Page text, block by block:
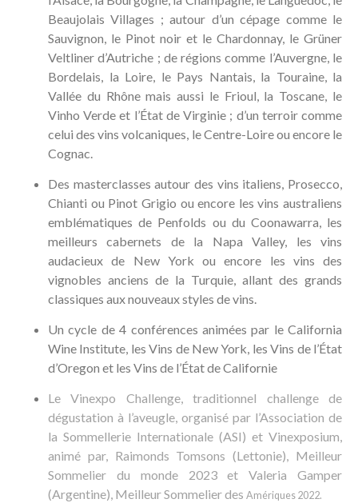
Beaujolais Villages ; autour d’un cépage comme le
Sauvignon, le Pinot noir et le Chardonnay, le Grüner
Veltliner d’Autriche ; de régions comme l’Auvergne, le
Bordelais, la Loire, le Pays Nantais, la Touraine, la
Vallée du Rhône mais aussi le Frioul, la Toscane, le
Vinho Verde et l’État de Virginie ; d’un terroir comme
celui des vins volcaniques, le Centre-Loire ou encore le
Cognac.
Des masterclasses autour des vins italiens, Prosecco,
Chianti ou Pinot Grigio ou encore les vins australiens
emblématiques de Penfolds ou du Coonawarra, les
meilleurs cabernets de la Napa Valley, les vins
audacieux de New York ou encore les vins des
vignobles anciens de la Turquie, allant des grands
classiques aux nouveaux styles de vins.
Un cycle de 4 conférences animées par le California
Wine Institute, les Vins de New York, les Vins de l’État
d’Oregon et les Vins de l’État de Californie
Le Vinexpo Challenge, traditionnel challenge de
dégustation à l’aveugle, organisé par l’Association de
la Sommellerie Internationale (ASI) et Vinexposium,
animé par, Raimonds Tomsons (Lettonie), Meilleur
Sommelier du monde 2023 et Valeria Gamper
(Argentine), Meilleur Sommelier des Amériques 2022.